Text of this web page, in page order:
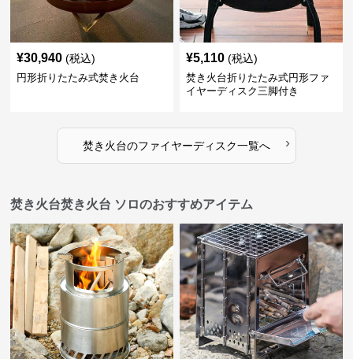
¥30,940 (税込)
円形折りたたみ式焚き火台
¥5,110 (税込)
焚き火台折りたたみ式円形ファ
イヤーディスク三脚付き
焚き火台のファイヤーディスク一覧へ ›
焚き火台焚き火台 ソロのおすすめアイテム